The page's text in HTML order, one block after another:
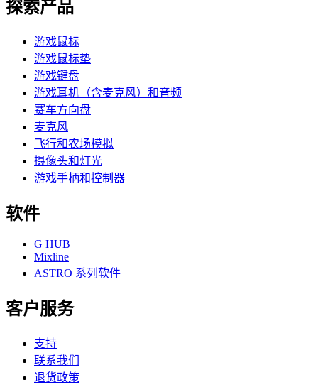
探索产品
游戏鼠标
游戏鼠标垫
游戏键盘
游戏耳机（含麦克风）和音频
赛车方向盘
麦克风
飞行和农场模拟
摄像头和灯光
游戏手柄和控制器
软件
G HUB
Mixline
ASTRO 系列软件
客户服务
支持
联系我们
退货政策